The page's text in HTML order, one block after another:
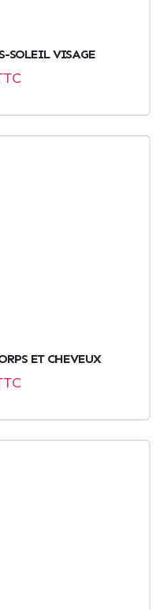
SOLEIL VISAGE
ET CHEVEUX